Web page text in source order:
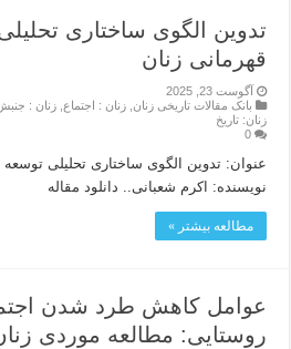
تدوین الگوی ساختاری
قهرمانی زنان
آگوست 23, 2025
بانک مقالات تاریخی زنان ,زنان : اجتماع ,زنان :
زنان: تاریخ
0
عنوان: تدوین الگوی ساختاری تحلیلی
نویسنده: اکرم شعبانی.. دانلود مقاله
مطالعه بیشتر »
عوامل کاهش طرد شدن
روستایی: مطالعه موردی